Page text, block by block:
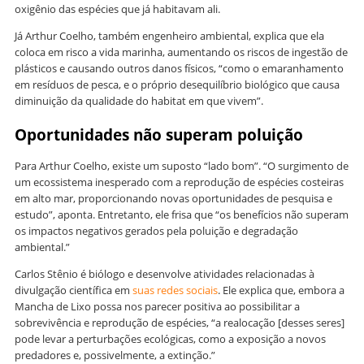
oxigênio das espécies que já habitavam ali.
Já Arthur Coelho, também engenheiro ambiental, explica que ela
coloca em risco a vida marinha, aumentando os riscos de ingestão de
plásticos e causando outros danos físicos, “como o emaranhamento
em resíduos de pesca, e o próprio desequilíbrio biológico que causa
diminuição da qualidade do habitat em que vivem”.
Oportunidades não superam poluição
Para Arthur Coelho, existe um suposto “lado bom”. “O surgimento de
um ecossistema inesperado com a reprodução de espécies costeiras
em alto mar, proporcionando novas oportunidades de pesquisa e
estudo”, aponta. Entretanto, ele frisa que “os benefícios não superam
os impactos negativos gerados pela poluição e degradação
ambiental.”
Carlos Stênio é biólogo e desenvolve atividades relacionadas à
divulgação científica em suas redes sociais. Ele explica que, embora a
Mancha de Lixo possa nos parecer positiva ao possibilitar a
sobrevivência e reprodução de espécies, “a realocação [desses seres]
pode levar a perturbações ecológicas, como a exposição a novos
predadores e, possivelmente, a extinção.”